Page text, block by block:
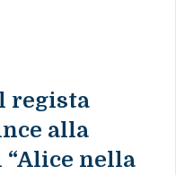
regista
alla
“Alice nella